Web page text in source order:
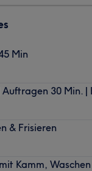
Min
30 Min. |
& Frisieren
Kamm,